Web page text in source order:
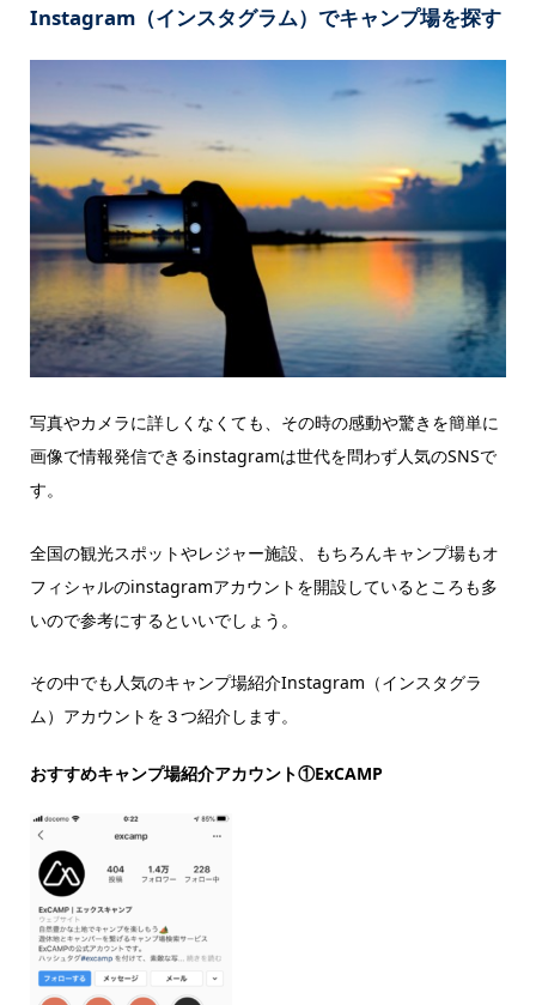
Instagram（インスタグラム）でキャンプ場を探す
写真やカメラに詳しくなくても、その時の感動や驚きを簡単に
画像で情報発信できるinstagramは世代を問わず人気のSNSで
す。
全国の観光スポットやレジャー施設、もちろんキャンプ場もオ
フィシャルのinstagramアカウントを開設しているところも多
いので参考にするといいでしょう。
その中でも人気のキャンプ場紹介Instagram（インスタグラ
ム）アカウントを３つ紹介します。
おすすめキャンプ場紹介アカウント①ExCAMP